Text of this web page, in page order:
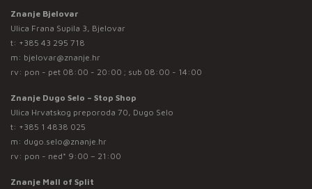
Znanje Bjelovar
Ulica Frana Supila 3, Bjelovar
t: +385 43 295 718
m: bjelovar@znanje.hr
rv: pon - pet 08:00 - 20:00 ; sub 08:00 - 14:00
Znanje Dugo Selo – Stop Shop
Ulica Hrvatskog preporoda 70, Dugo Selo
t: +385 1 4838 025
m: dugo.selo@znanje.hr
rv: pon - ned* 9:00 – 21:00
Znanje Mall of Split